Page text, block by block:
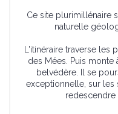
Ce site plurimillénaire
naturelle
L'itinéraire traverse
des Mées. Puis monte
belvédère. Il se
exceptionnelle, sur les
redescendre